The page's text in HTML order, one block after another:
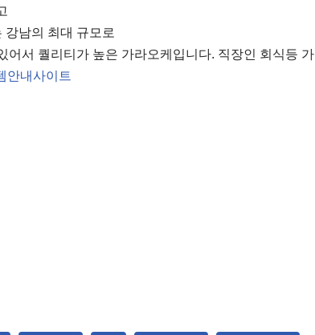
강남의 최대 규모로
어서 퀄리티가 높은 가라오케입니다. 직장인 회식등 가
안내사이트